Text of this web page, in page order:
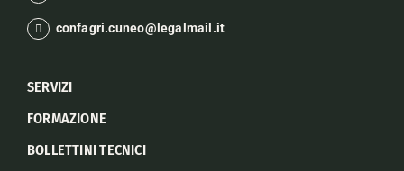
confagri.cuneo@legalmail.it
SERVIZI
FORMAZIONE
BOLLETTINI TECNICI